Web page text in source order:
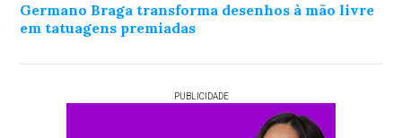
Germano Braga transforma desenhos à mão livre
em tatuagens premiadas
PUBLICIDADE